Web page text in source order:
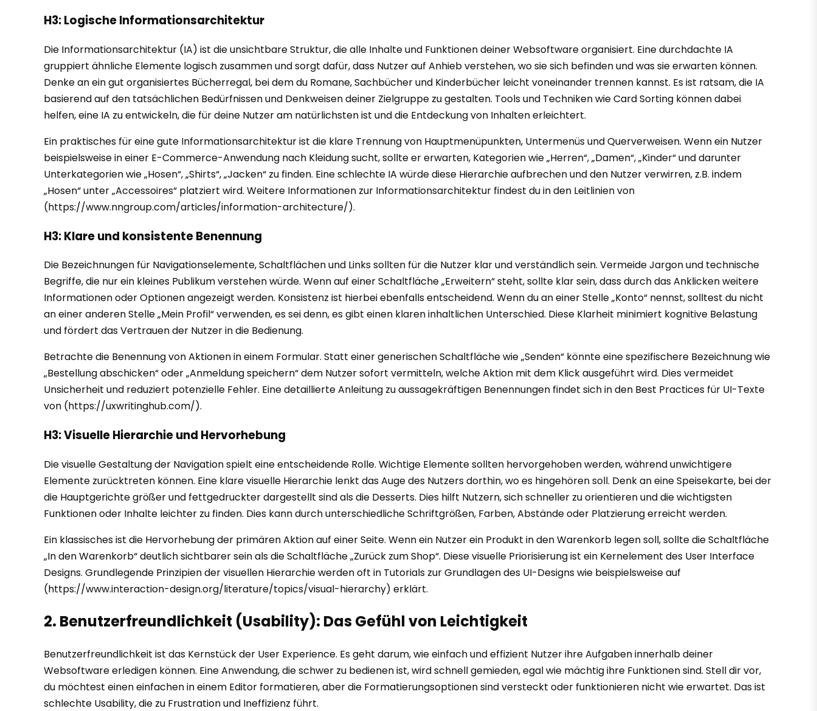
H3: Logische Informationsarchitektur
Die Informationsarchitektur (IA) ist die unsichtbare Struktur, die alle Inhalte und Funktionen deiner Websoftware organisiert. Eine durchdachte IA
gruppiert ähnliche Elemente logisch zusammen und sorgt dafür, dass Nutzer auf Anhieb verstehen, wo sie sich befinden und was sie erwarten können.
Denke an ein gut organisiertes Bücherregal, bei dem du Romane, Sachbücher und Kinderbücher leicht voneinander trennen kannst. Es ist ratsam, die IA
basierend auf den tatsächlichen Bedürfnissen und Denkweisen deiner Zielgruppe zu gestalten. Tools und Techniken wie Card Sorting können dabei
helfen, eine IA zu entwickeln, die für deine Nutzer am natürlichsten ist und die Entdeckung von Inhalten erleichtert.
Ein praktisches für eine gute Informationsarchitektur ist die klare Trennung von Hauptmenüpunkten, Untermenüs und Querverweisen. Wenn ein Nutzer
beispielsweise in einer E-Commerce-Anwendung nach Kleidung sucht, sollte er erwarten, Kategorien wie „Herren“, „Damen“, „Kinder“ und darunter
Unterkategorien wie „Hosen“, „Shirts“, „Jacken“ zu finden. Eine schlechte IA würde diese Hierarchie aufbrechen und den Nutzer verwirren, z.B. indem
„Hosen“ unter „Accessoires“ platziert wird. Weitere Informationen zur Informationsarchitektur findest du in den Leitlinien von
(https://www.nngroup.com/articles/information-architecture/).
H3: Klare und konsistente Benennung
Die Bezeichnungen für Navigationselemente, Schaltflächen und Links sollten für die Nutzer klar und verständlich sein. Vermeide Jargon und technische
Begriffe, die nur ein kleines Publikum verstehen würde. Wenn auf einer Schaltfläche „Erweitern“ steht, sollte klar sein, dass durch das Anklicken weitere
Informationen oder Optionen angezeigt werden. Konsistenz ist hierbei ebenfalls entscheidend. Wenn du an einer Stelle „Konto“ nennst, solltest du nicht
an einer anderen Stelle „Mein Profil“ verwenden, es sei denn, es gibt einen klaren inhaltlichen Unterschied. Diese Klarheit minimiert kognitive Belastung
und fördert das Vertrauen der Nutzer in die Bedienung.
Betrachte die Benennung von Aktionen in einem Formular. Statt einer generischen Schaltfläche wie „Senden“ könnte eine spezifischere Bezeichnung wie
„Bestellung abschicken“ oder „Anmeldung speichern“ dem Nutzer sofort vermitteln, welche Aktion mit dem Klick ausgeführt wird. Dies vermeidet
Unsicherheit und reduziert potenzielle Fehler. Eine detaillierte Anleitung zu aussagekräftigen Benennungen findet sich in den Best Practices für UI-Texte
von (https://uxwritinghub.com/).
H3: Visuelle Hierarchie und Hervorhebung
Die visuelle Gestaltung der Navigation spielt eine entscheidende Rolle. Wichtige Elemente sollten hervorgehoben werden, während unwichtigere
Elemente zurücktreten können. Eine klare visuelle Hierarchie lenkt das Auge des Nutzers dorthin, wo es hingehören soll. Denk an eine Speisekarte, bei der
die Hauptgerichte größer und fettgedruckter dargestellt sind als die Desserts. Dies hilft Nutzern, sich schneller zu orientieren und die wichtigsten
Funktionen oder Inhalte leichter zu finden. Dies kann durch unterschiedliche Schriftgrößen, Farben, Abstände oder Platzierung erreicht werden.
Ein klassisches ist die Hervorhebung der primären Aktion auf einer Seite. Wenn ein Nutzer ein Produkt in den Warenkorb legen soll, sollte die Schaltfläche
„In den Warenkorb“ deutlich sichtbarer sein als die Schaltfläche „Zurück zum Shop“. Diese visuelle Priorisierung ist ein Kernelement des User Interface
Designs. Grundlegende Prinzipien der visuellen Hierarchie werden oft in Tutorials zur Grundlagen des UI-Designs wie beispielsweise auf
(https://www.interaction-design.org/literature/topics/visual-hierarchy) erklärt.
2. Benutzerfreundlichkeit (Usability): Das Gefühl von Leichtigkeit
Benutzerfreundlichkeit ist das Kernstück der User Experience. Es geht darum, wie einfach und effizient Nutzer ihre Aufgaben innerhalb deiner
Websoftware erledigen können. Eine Anwendung, die schwer zu bedienen ist, wird schnell gemieden, egal wie mächtig ihre Funktionen sind. Stell dir vor,
du möchtest einen einfachen in einem Editor formatieren, aber die Formatierungsoptionen sind versteckt oder funktionieren nicht wie erwartet. Das ist
schlechte Usability, die zu Frustration und Ineffizienz führt.